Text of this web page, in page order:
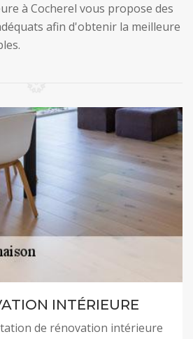
à Cocherel vous propose des
afin d'obtenir la meilleure
INTÉRIEURE
de rénovation intérieure